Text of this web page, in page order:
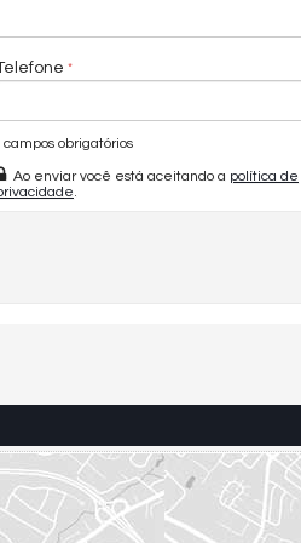
campos obrigatórios
Ao enviar você está aceitando a política de